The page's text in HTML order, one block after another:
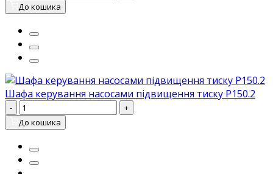
До кошика
Шафа керування насосами підвищення тиску P150.2
-
+
До кошика